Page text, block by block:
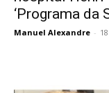
‘Programa da
Manuel Alexandre -